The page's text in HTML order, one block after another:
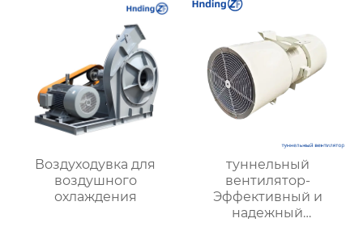
жилых объектов
Воздуходувка для
воздушного
охлаждения
туннельный
вентилятор-
Эффективный и
надежный